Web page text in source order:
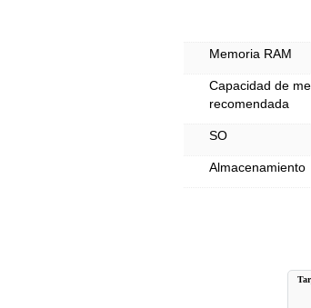
Memoria RAM
Capacidad de
recomendada
SO
Almacenamiento